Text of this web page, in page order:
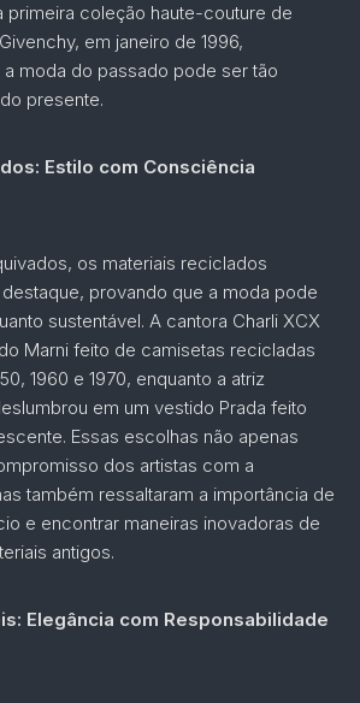
primeira coleção haute-couture de
em janeiro de 1996,
moda do passado pode ser tão
presente.
Estilo com Consciência
os materiais reciclados
provando que a moda pode
sustentável. A cantora Charli XCX
Marni feito de camisetas recicladas
1960 e 1970, enquanto a atriz
em um vestido Prada feito
Essas escolhas não apenas
dos artistas com a
também ressaltaram a importância de
e encontrar maneiras inovadoras de
antigos.
Elegância com Responsabilidade